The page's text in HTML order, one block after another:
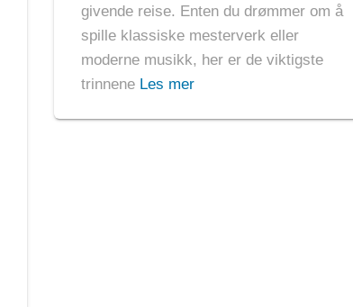
givende reise. Enten du drømmer om å
spille klassiske mesterverk eller
moderne musikk, her er de viktigste
trinnene Les mer